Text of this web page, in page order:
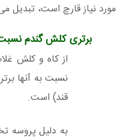
مورد نیاز قارچ است، تبدیل
برتری کلش گندم
از کاه و کلش
نسبت به آنها
قند) است.
به دلیل پروسه